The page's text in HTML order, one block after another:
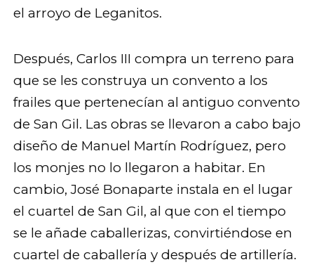
el arroyo de Leganitos.
Después, Carlos III compra un terreno para
que se les construya un convento a los
frailes que pertenecían al antiguo convento
de San Gil. Las obras se llevaron a cabo bajo
diseño de Manuel Martín Rodríguez, pero
los monjes no lo llegaron a habitar. En
cambio, José Bonaparte instala en el lugar
el cuartel de San Gil, al que con el tiempo
se le añade caballerizas, convirtiéndose en
cuartel de caballería y después de artillería.